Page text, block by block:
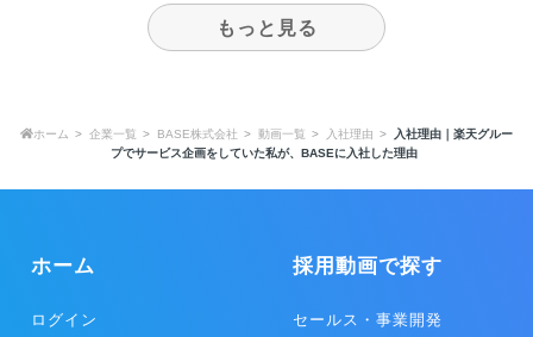
もっと見る
ホーム 企業一覧 BASE株式会社 動画一覧 入社理由
入社理由｜楽天グルー
プでサービス企画をしていた私が、BASEに入社した理由
ホーム
ログイン
採用動画で探す
セールス・事業開発